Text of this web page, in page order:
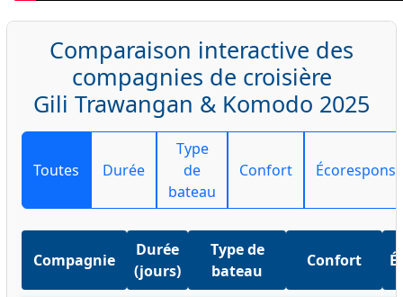
Comparaison interactive des
compagnies de croisière
Gili Trawangan & Komodo 2025
Toutes Durée
Type
de
bateau
Confort
Compagnie
Durée
(jours)
Type de
bateau
Confort